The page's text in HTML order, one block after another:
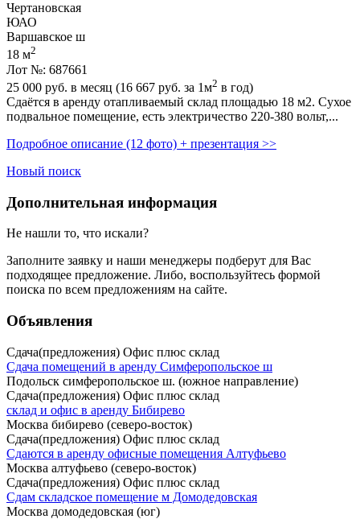
Чертановская
ЮАО
Варшавское ш
18 м2
Лот №: 687661
25 000 руб. в месяц (16 667 руб. за 1м2 в год)
Сдаётся в аренду отапливаемый склад площадью 18 м2. Сухое
подвальное помещение,­ есть электричество 220-380 вольт,­...
Подробное описание (12 фото) + презентация >>
Новый поиск
Дополнительная информация
Не нашли то, что искали?
Заполните заявку и наши менеджеры подберут для Вас
подходящее предложение. Либо, воспользуйтесь формой
поиска по всем предложениям на сайте.
Объявления
Сдача(предложения) Офис плюс склад
Сдача помещений в аренду Симферопольское ш
Подольск симферопольское ш. (южное направление)
Сдача(предложения) Офис плюс склад
склад и офис в аренду Бибирево
Москва бибирево (северо-восток)
Сдача(предложения) Офис плюс склад
Сдаются в аренду офисные помещения Алтуфьево
Москва алтуфьево (северо-восток)
Сдача(предложения) Офис плюс склад
Сдам складское помещение м Домодедовская
Москва домодедовская (юг)